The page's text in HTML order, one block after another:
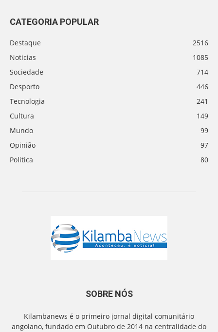
CATEGORIA POPULAR
Destaque
2516
Noticias
1085
Sociedade
714
Desporto
446
Tecnologia
241
Cultura
149
Mundo
99
Opinião
97
Politica
80
SOBRE NÓS
Kilambanews é o primeiro jornal digital comunitário
angolano, fundado em Outubro de 2014 na centralidade do